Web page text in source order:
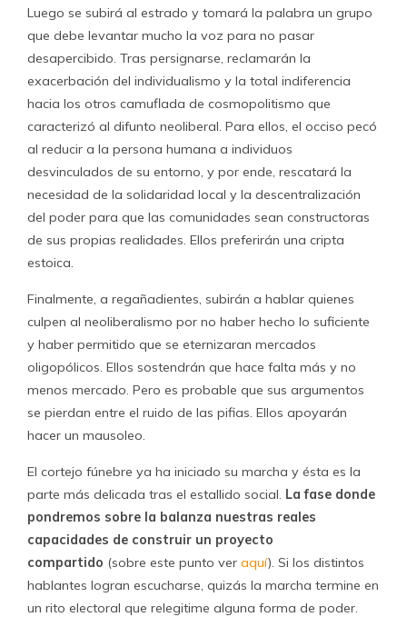
Luego se subirá al estrado y tomará la palabra un grupo
que debe levantar mucho la voz para no pasar
desapercibido. Tras persignarse, reclamarán la
exacerbación del individualismo y la total indiferencia
hacia los otros camuflada de cosmopolitismo que
caracterizó al difunto neoliberal. Para ellos, el occiso pecó
al reducir a la persona humana a individuos
desvinculados de su entorno, y por ende, rescatará la
necesidad de la solidaridad local y la descentralización
del poder para que las comunidades sean constructoras
de sus propias realidades. Ellos preferirán una cripta
estoica.
Finalmente, a regañadientes, subirán a hablar quienes
culpen al neoliberalismo por no haber hecho lo suficiente
y haber permitido que se eternizaran mercados
oligopólicos. Ellos sostendrán que hace falta más y no
menos mercado. Pero es probable que sus argumentos
se pierdan entre el ruido de las pifias. Ellos apoyarán
hacer un mausoleo.
El cortejo fúnebre ya ha iniciado su marcha y ésta es la
parte más delicada tras el estallido social. La fase donde
pondremos sobre la balanza nuestras reales
capacidades de construir un proyecto
compartido (sobre este punto ver aquí). Si los distintos
hablantes logran escucharse, quizás la marcha termine en
un rito electoral que relegitime alguna forma de poder.